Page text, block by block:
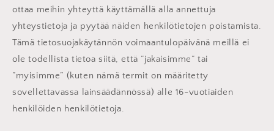
ottaa meihin yhteyttä käyttämällä alla annettuja
yhteystietoja ja pyytää näiden henkilötietojen poistamista.
Tämä tietosuojakäytännön voimaantulopäivänä meillä ei
ole todellista tietoa siitä, että ”jakaisimme” tai
”myisimme” (kuten nämä termit on määritetty
sovellettavassa lainsäädännössä) alle 16-vuotiaiden
henkilöiden henkilötietoja.